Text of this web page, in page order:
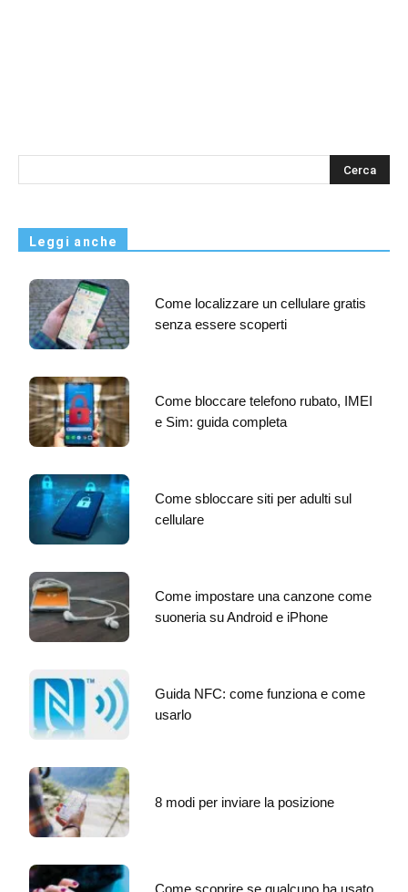
s
Leggi anche
Come localizzare un cellulare gratis
senza essere scoperti
Come bloccare telefono rubato, IMEI
e Sim: guida completa
Come sbloccare siti per adulti sul
cellulare
Come impostare una canzone come
suoneria su Android e iPhone
Guida NFC: come funziona e come
usarlo
8 modi per inviare la posizione